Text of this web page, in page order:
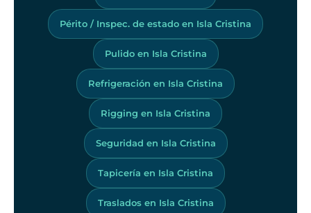
Périto / Inspec. de estado en Isla Cristina
Pulido en Isla Cristina
Refrigeración en Isla Cristina
Rigging en Isla Cristina
Seguridad en Isla Cristina
Tapicería en Isla Cristina
Traslados en Isla Cristina